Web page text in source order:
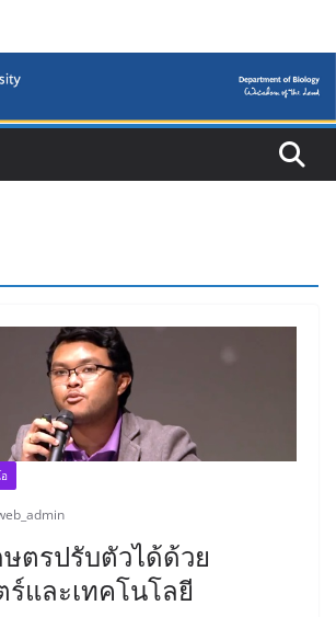
ตรปรับตัวได้ด้วย
และเทคโนโลยี